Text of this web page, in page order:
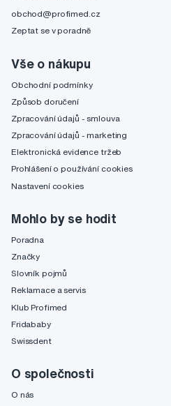
obchod@profimed.cz
Zeptat se v poradně
Vše o nákupu
Obchodní podmínky
Způsob doručení
Zpracování údajů - smlouva
Zpracování údajů - marketing
Elektronická evidence tržeb
Prohlášení o používání cookies
Nastavení cookies
Mohlo by se hodit
Poradna
Značky
Slovník pojmů
Reklamace a servis
Klub Profimed
Fridababy
Swissdent
O společnosti
O nás